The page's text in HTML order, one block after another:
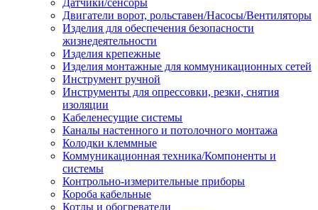
Датчики/сенсоры
Двигатели ворот, рольставен/Насосы/Вентиляторы
Изделия для обеспечения безопасности
жизнедеятельности
Изделия крепежные
Изделия монтажные для коммуникационных сетей
Инструмент ручной
Инструменты для опрессовки, резки, снятия
изоляции
Кабеленесущие системы
Каналы настенного и потолочного монтажа
Колодки клеммные
Коммуникационная техника/Компоненты и
системы
Контрольно-измерительные приборы
Короба кабельные
Котлы и обогреватели